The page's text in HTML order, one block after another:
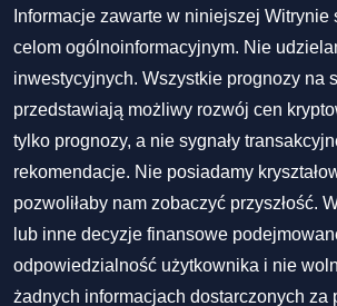
Informacje zawarte w niniejszej Witrynie
celom ogólnoinformacyjnym. Nie
inwestycyjnych. Wszystkie prognozy na
przedstawiają możliwy rozwój cen
tylko prognozy, a nie sygnały
rekomendacje. Nie posiadamy
pozwoliłaby nam zobaczyć przyszłość.
lub inne decyzje finansowe
odpowiedzialność użytkownika i nie
żadnych informacjach dostarczonych za